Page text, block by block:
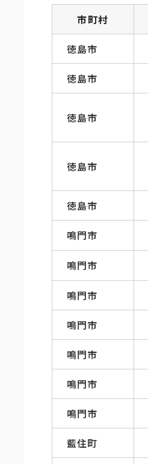
市町村
徳島市
徳島市
徳島市
徳島市
徳島市
鳴門市
鳴門市
鳴門市
鳴門市
鳴門市
鳴門市
鳴門市
藍住町